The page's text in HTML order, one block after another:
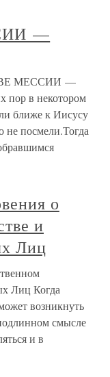
—
МЕССИИ —
пор в некотором
ближе к Иисусу
не посмели.Тогда
о
и
Лиц
Лиц Когда
возникнуть
смысле
и в